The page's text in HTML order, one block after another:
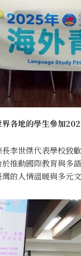
各地的學生參加
李世傑代表學校致
推動國際教育與多
的人情溫暖與多元